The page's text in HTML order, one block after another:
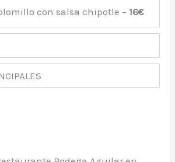
con salsa chipotle – 16€